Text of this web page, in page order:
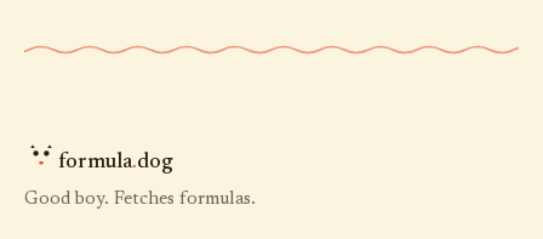
formula.dog
Good boy. Fetches formulas.